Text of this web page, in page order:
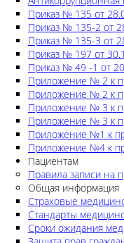
Приказ № 135 от
Приказ № 135-2 от
Приказ № 135-3 от
Приказ № 197 от
Приказ № 49 -1 от
Приложение № 2 к
Приложение № 2 к
Приложение № 3 к
Приложение № 3 к
Приложение №1 к
Приложение №4 к
Пациентам
Правила записи на
Общая информация
Страховые
Стандарты
Сроки ожидания